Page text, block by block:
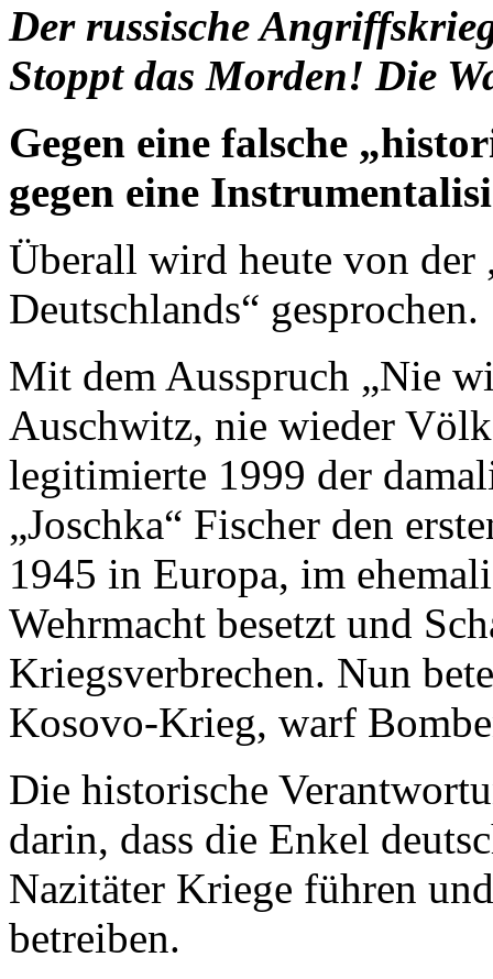
Der russische
Stoppt das Morden! Die
Gegen eine falsche
gegen eine
Überall wird heute von der
Deutschlands“ gesprochen.
Mit dem Ausspruch „Nie
Auschwitz, nie wieder
legitimierte 1999 der
„Joschka“ Fischer den
1945 in Europa, im
Wehrmacht besetzt und
Kriegsverbrechen. Nun
Kosovo-Krieg, warf
Die historische
darin, dass die Enkel
Nazitäter Kriege führen
betreiben.